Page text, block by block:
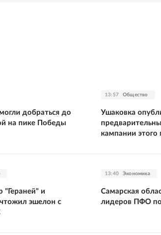
добраться до
на пике Победы
13:57 Общество
Ушаковка
кампании этого
"Гераней" и
эшелон с
13:40 Экономика
Самарская
лидеров ПФО по